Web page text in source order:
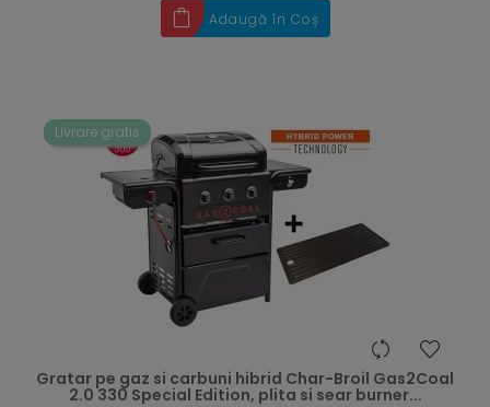
Adaugă în Coș
Livrare gratis
Gratar pe gaz si carbuni hibrid Char-Broil Gas2Coal
2.0 330 Special Edition, plita si sear burner...